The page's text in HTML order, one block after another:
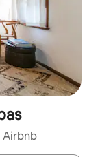
Airbnb